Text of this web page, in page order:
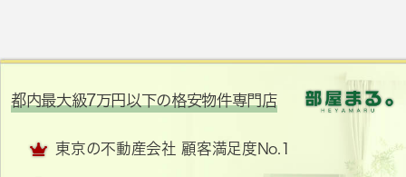
都内最大級7万円以下の格安物件専門店
東京の不動産会社 顧客満足度No.1